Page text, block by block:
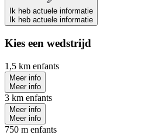
Ik heb actuele informatie
Ik heb actuele informatie
Kies een wedstrijd
1,5 km enfants
Meer info
Meer info
3 km enfants
Meer info
Meer info
750 m enfants